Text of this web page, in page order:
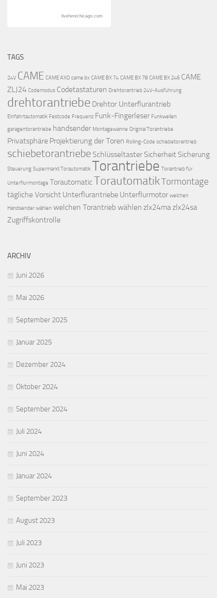
liveherechicago.com
TAGS
24V CAME CAME AXO came bx CAME BX 74 CAME BX 78 CAME BX 246 CAME
ZLJ24 Codemodus Codetastaturen Drehtorantrieb 24V-Ausführung
drehtorantriebe Drehtor Unterflurantrieb
Einfahrtautomatik Festcode Frequenz Funk-Fingerleser Funkwellen
garagentorantriebe handsender Montagewanne Original Torantriebe
Privatsphäre Projektierung der Toren Rolling-Code schiebetorantrieb
schiebetorantriebe Schlüsseltaster Sicherheit Sicherung
Steuerung Supermarkt Torautomatik Torantriebe Torantrieb für
Unterflurmontage TorautomaticTorautomatikTormontage
tägliche Vorsicht Unterflurantriebe Unterflurmotor welchen
Handsender wählen welchen Torantrieb wählen zlx24mazlx24sa
Zugriffskontrolle
ARCHIV
Juni 2026
Mai 2026
September 2025
Januar 2025
Dezember 2024
Oktober 2024
September 2024
Juli 2024
Juni 2024
Januar 2024
September 2023
August 2023
Juli 2023
Juni 2023
Mai 2023